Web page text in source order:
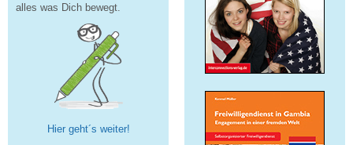
alles was Dich bewegt.
Hier geht´s weiter!